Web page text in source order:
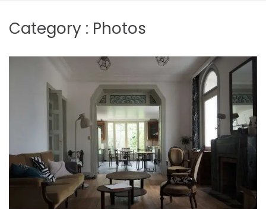
Category : Photos